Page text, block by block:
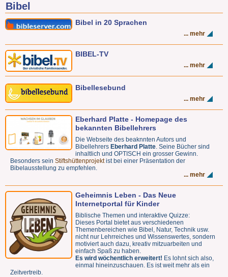
Bibel
Bibel in 20 Sprachen
... mehr
BIBEL-TV
... mehr
Bibellesebund
... mehr
Eberhard Platte - Homepage des
bekannten Bibellehrers
Die Webseite des beaknnten Autors und
Bibellehrers Eberhard Platte. Seine Bücher sind
inhaltlich und OPTISCH ein grosser Gewinn.
Besonders sein Stiftshüttenprojektist bei einer Präsentation der
Bibelausstellung zu empfehlen.
... mehr
Geheimnis Leben - Das Neue
Internetportal für Kinder
Biblische Themen und interaktive Quizze:
Dieses Portal bietet aus verschiedenen
Themenbereichen wie Bibel, Natur, Technik usw.
nicht nur Lehrreiches und Wissenswertes, sondern
motiviert auch dazu, kreativ mitzuarbeiten und
einfach Spaß zu haben.
Es wird wöchentlich erweitert! Es lohnt sich also,
einmal hineinzuschauen. Es ist weit mehr als ein
Zeitvertreib.